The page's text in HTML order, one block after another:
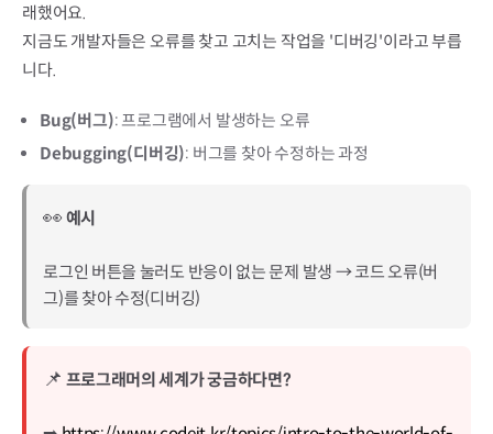
래했어요.
지금도 개발자들은 오류를 찾고 고치는 작업을 '디버깅'이라고 부릅
니다.
Bug(버그): 프로그램에서 발생하는 오류
Debugging(디버깅): 버그를 찾아 수정하는 과정
👀 예시
로그인 버튼을 눌러도 반응이 없는 문제 발생 → 코드 오류(버
그)를 찾아 수정(디버깅)
📌 프로그래머의 세계가 궁금하다면?